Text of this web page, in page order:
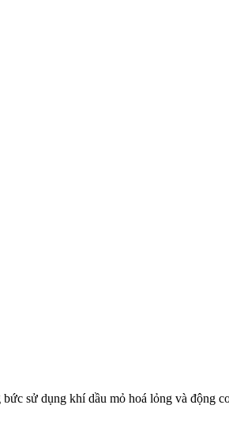
sử dụng khí dầu mỏ hoá lỏng và động